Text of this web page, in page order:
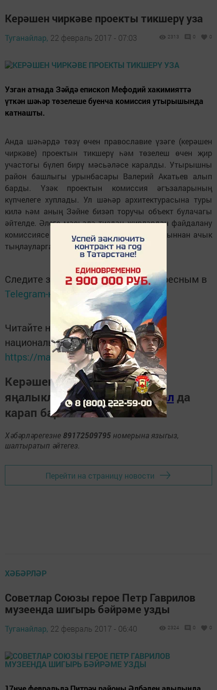
Керәшен чиркәве проекты тикшерү уза
Туганайлар, 22 февраль 2017 - 07:03 2313 0 0
Узган атнада Зәйдә епископ Мефодий хакимияттә
үткән шәһәр төзелеше буенча комиссия утырышында
катнашты.
Анда шәһәрдә төзү өчен православие үзәге (керәшен
чиркәве) проектын тикшерү һәм төзелеш өчен җир
участогы бүлеп бирү мәсьәләсе каралды. Утырышны
район башлыгы урынбасары Валерий Акатьев алып
барды. Үзәк проектын комиссия әгъзаларының
күпчелеге хуплады. Ул шәһәр архитектурасына туры
килә һәм аның Зәйне бизәп торучы объект булачагы
әйтелде. Әлеге мәсьәлә тиздән җирләрдән файдалану
комиссиясе утырышында тикшерелеп, соңыннан ачык
тыңлауларга чыгарылачак.
Следите за самым важным и интересным в
Telegram-канале
Татмедиа
Читайте новости Татарстана в
национальном мессенджере MАХ:
https://max.ru/tatmedia
Керәшен дөньясындагы
яңалыкларныТелеграм-канал да
карап барыгыз.
Хәбәрләрегезне 89172509795 номерына языгыз,
шалтыратып әйтегез.
Перейти на страницу новости
ХӘБӘРЛӘР
Советлар Союзы герое Петр Гаврилов
музеенда шигырь бәйрәме узды
Туганайлар, 22 февраль 2017 - 06:40 2324 0 0